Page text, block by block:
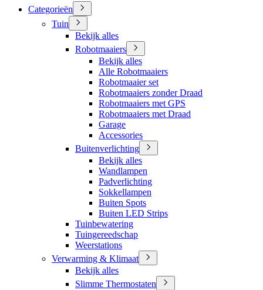
Categorieën
Tuin
Bekijk alles
Robotmaaiers
Bekijk alles
Alle Robotmaaiers
Robotmaaier set
Robotmaaiers zonder Draad
Robotmaaiers met GPS
Robotmaaiers met Draad
Garage
Accessories
Buitenverlichting
Bekijk alles
Wandlampen
Padverlichting
Sokkellampen
Buiten Spots
Buiten LED Strips
Tuinbewatering
Tuingereedschap
Weerstations
Verwarming & Klimaat
Bekijk alles
Slimme Thermostaten